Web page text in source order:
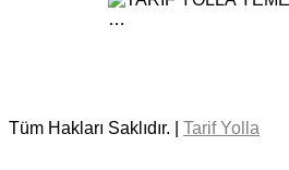
Tüm Hakları Saklıdır. | Tarif Yolla